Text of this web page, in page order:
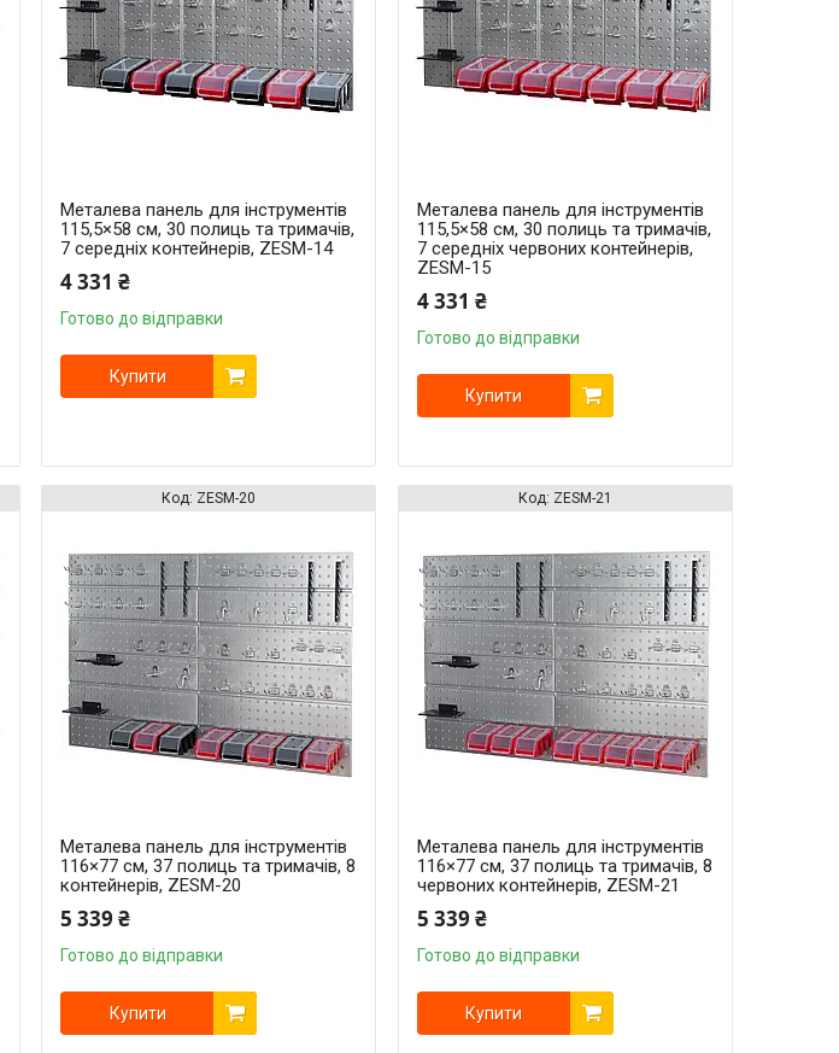
Металева панель для інструментів
115,5×58 см, 30 полиць та тримачів,
7 середніх контейнерів, ZESM-14
4 331 ₴
Готово до відправки
Купити
Металева панель для інструментів
115,5×58 см, 30 полиць та тримачів,
7 середніх червоних контейнерів,
ZESM-15
4 331 ₴
Готово до відправки
Купити
ZESM-20
Металева панель для інструментів
116×77 см, 37 полиць та тримачів, 8
контейнерів, ZESM-20
5 339 ₴
Готово до відправки
Купити
ZESM-21
Металева панель для інструментів
116×77 см, 37 полиць та тримачів, 8
червоних контейнерів, ZESM-21
5 339 ₴
Готово до відправки
Купити